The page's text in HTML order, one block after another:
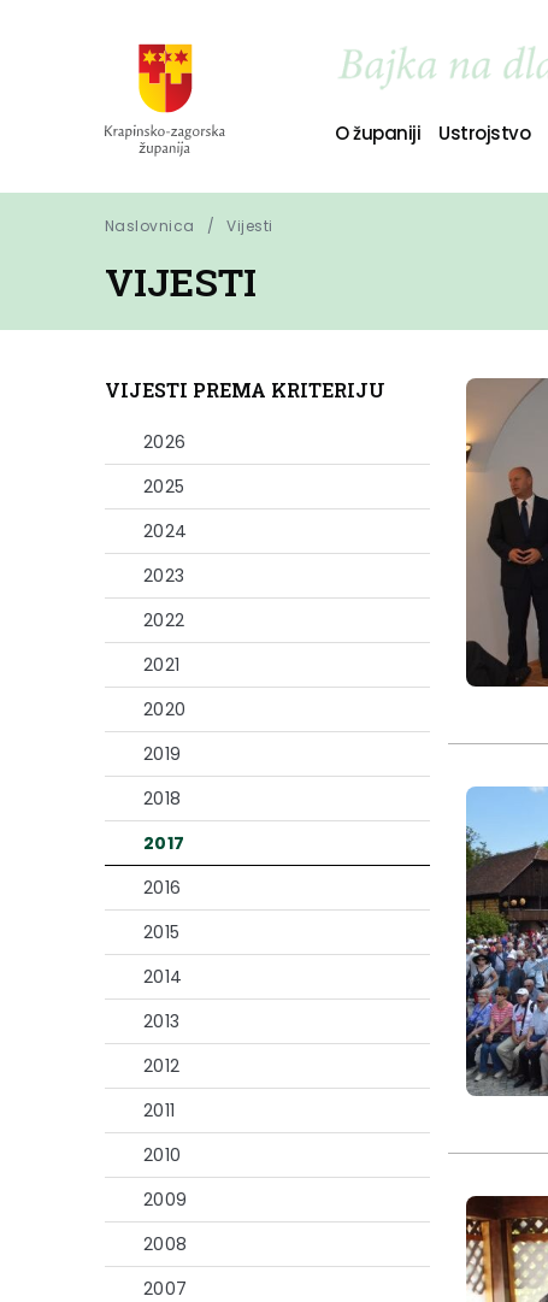
O županiji Ustrojstvo
Naslovnica Vijesti
VIJESTI
VIJESTI PREMA KRITERIJU
2026
2025
2024
2023
2022
2021
2020
2019
2018
2017
2016
2015
2014
2013
2012
2011
2010
2009
2008
2007